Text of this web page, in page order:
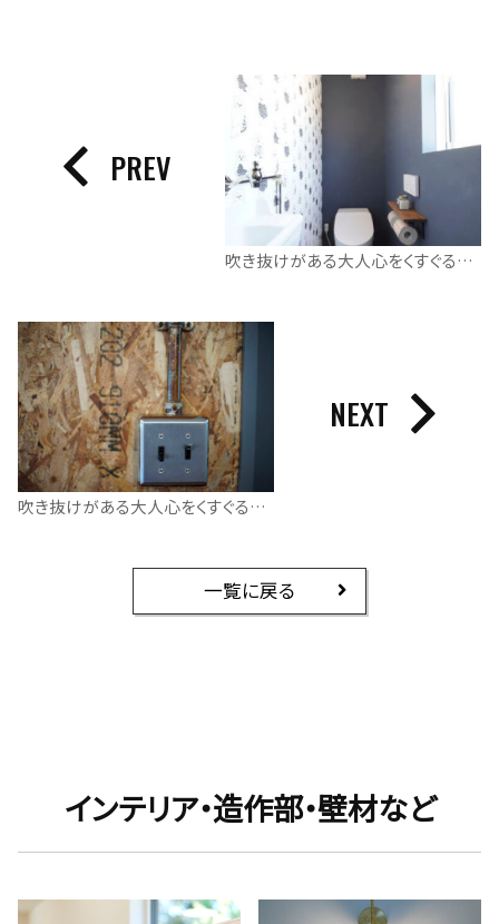
吹き抜けがある大人心をくすぐるインダストリアルな家
PREV
吹き抜けがある大人心をくすぐるインダストリアルな家
NEXT
一覧に戻る
インテリア・造作部・壁材など